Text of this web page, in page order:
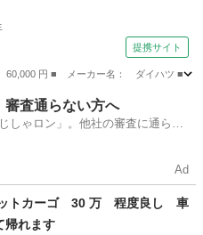
ウィンドウ （車検整備付）
提携サイト
円 ■ メーカー名： ダイハツ ■
審査通らない方へ
しゃロン」。他社の審査に通らな
Ad
ットカーゴ 30 万 程度良し 車
れます